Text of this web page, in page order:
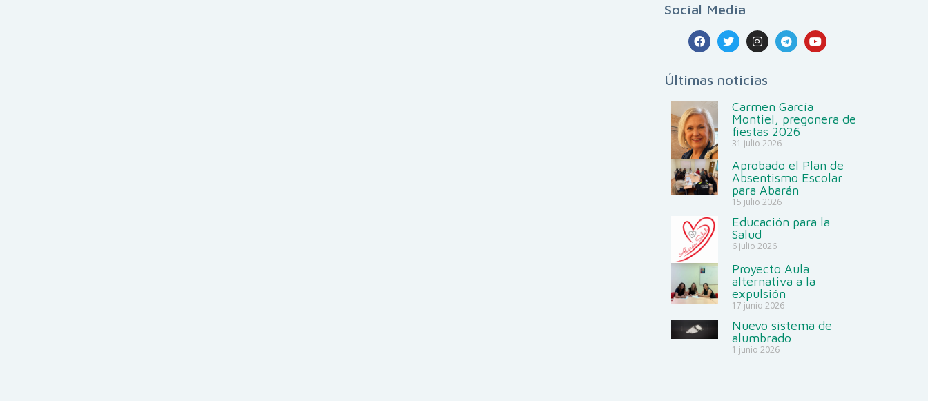
Social Media
Últimas noticias
Carmen García
Montiel, pregonera de
fiestas 2026
31 julio 2026
Aprobado el Plan de
Absentismo Escolar
para Abarán
15 julio 2026
Educación para la
Salud
6 julio 2026
Proyecto Aula
alternativa a la
expulsión
17 junio 2026
Nuevo sistema de
alumbrado
1 junio 2026